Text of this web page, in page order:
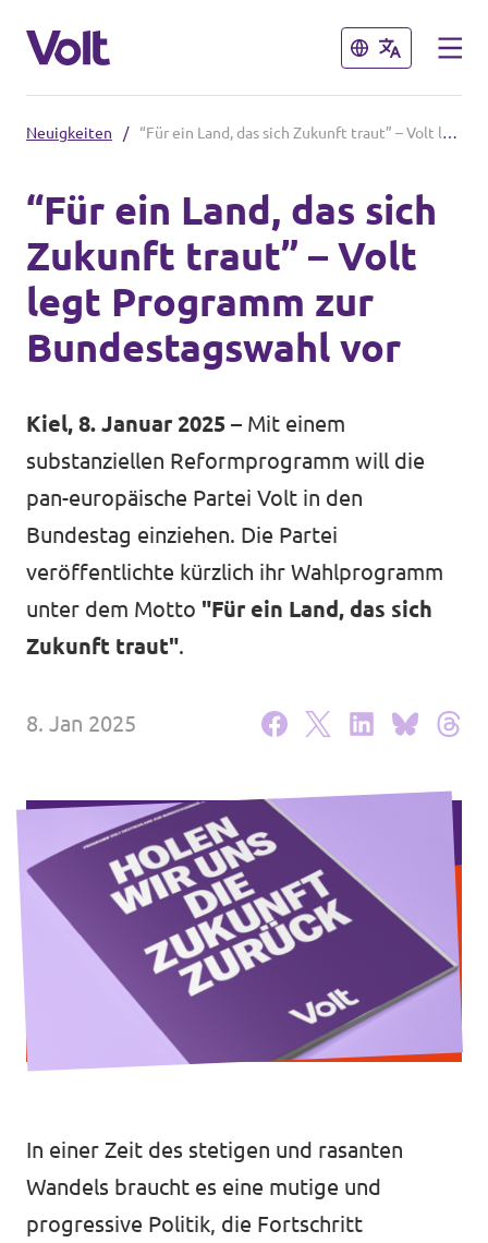
Schließen
Volt Schleswig Holstein Startseite
Lokale Teams
Volt in Deutschland
Volt in deinem Bundesland
Volt Deutschland Merchandise Shop
Schließen
Programm
Über Volt
Neuigkeiten
Unsere Events
Mache bei Volt mit!
Volt vor Ort
Datenschutz
Neuigkeiten / “Für ein Land, das sich Zukunft traut” – Volt legt Programm zur Bundestagswahl vor
“Für ein Land, das sich
Zukunft traut” – Volt
legt Programm zur
Bundestagswahl vor
Kiel, 8. Januar 2025 – Mit einem
substanziellen Reformprogramm will die
pan-europäische Partei Volt in den
Bundestag einziehen. Die Partei
veröffentlichte kürzlich ihr Wahlprogramm
unter dem Motto "Für ein Land, das sich
Zukunft traut".
8. Jan 2025
In einer Zeit des stetigen und rasanten
Wandels braucht es eine mutige und
progressive Politik, die Fortschritt